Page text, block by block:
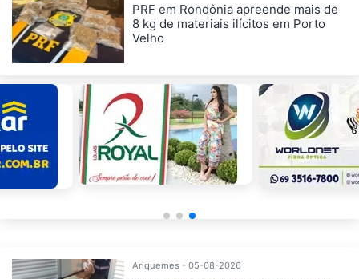
PRF em Rondônia apreende mais de
8 kg de materiais ilícitos em Porto
Velho
Ariquemes - 05-08-2026